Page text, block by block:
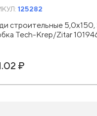
125282
строительные 5,0х150,
Tech-Krep/Zitar
₽